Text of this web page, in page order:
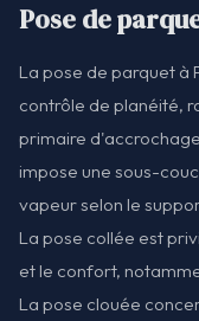
Pose de
La pose de parquet à
contrôle de planéité,
primaire
impose une sous-
vapeur selon le
La pose collée est
et le confort,
La pose clouée